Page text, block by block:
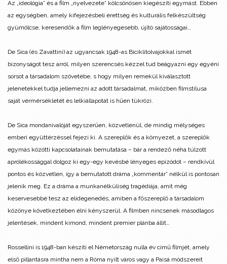
Az „ideológia” és a film „nyelvezete” kölcsönösen kiegészíti egymást. Ebben
az egységben, amely kifejezésbeli érettség és kulturális felkészültség
gyümölcse, keresendők a film leglényegesebb, újító sajátosságai…
De Sica (és Zavattini) az ugyancsak 1948-as Biciklitolvajokkal ismét
bizonyságot tesz arról, milyen szerencsés kézzel tud beágyazni egy egyéni
sorsot a társadalom szövetébe, s hogy milyen remekül kiválasztott
jelenetekkel tudja jellemezni az adott társadalmat, miközben filmstílusa
saját vérmérsékletét és lelkiállapotát is hűen tükrözi.
De Sica mondanivalóját egyszerűen, közvetlenül, de mindig mélységes
emberi együttérzéssel fejezi ki. A szereplők és a környezet, a szereplők
egymás közötti kapcsolatainak bemutatása – bár a rendező néha túlzott
aprólékossággal dolgoz ki egy-egy kevésbé lényeges epizódot – rendkívül
pontos és közvetlen, így a bemutatott dráma „kommentár” nélkül is pontosan
jelenik meg. Ez a dráma a munkanélküliség tragédiája, amit még
keservesebbé tesz az elidegenedés, amiben a főszereplő a társadalom
közönye következtében élni kényszerül. A filmben nincsenek másodlagos
jelentések, mindent kimond, mindent premier plánba állít…
Rossellini is 1948-ban készíti el Németország nulla év című filmjét, amely
első pillantásra mintha nem a Róma nyílt város vagy a Paisá módszereit